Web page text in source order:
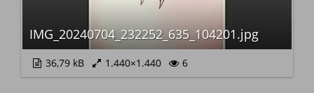
IMG_20240704_232252_635_104201.jpg
36,79 kB 1.440×1.440 6